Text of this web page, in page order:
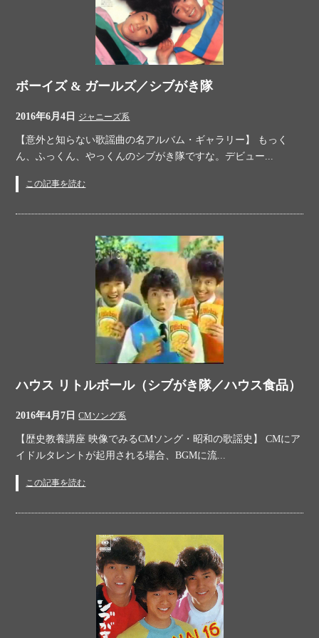
ボーイズ & ガールズ／シブがき隊
2016年6月4日 ジャニーズ系
【意外と知らない歌謡曲の名アルバム・ギャラリー】 もっく
ん、ふっくん、やっくんのシブがき隊ですな。デビュー...
この記事を読む
ハウス リトルボール（シブがき隊／ハウス食品）
2016年4月7日 CMソング系
【歴史教養講座 映像でみるCMソング・昭和の歌謡史】 CMにア
イドルタレントが起用される場合、BGMに流...
この記事を読む